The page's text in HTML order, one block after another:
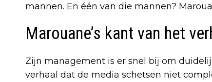
mannen. En één van die mannen?
Marouane’s kant van het
Zijn management is er snel bij om
verhaal dat de media schetsen niet